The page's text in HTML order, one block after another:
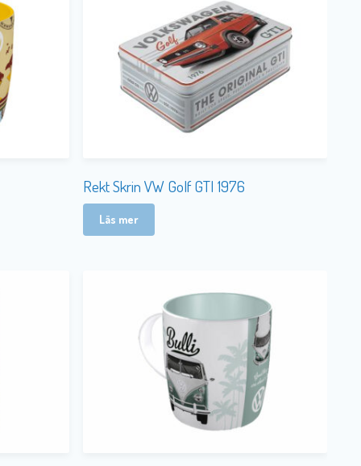
Rekt Skrin VW Golf GTI 1976
Läs mer